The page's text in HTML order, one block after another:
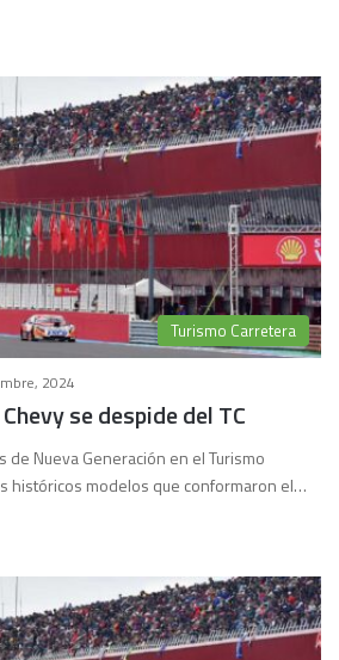
Turismo Carretera
2024
se despide del TC
de Nueva Generación en el Turismo
históricos modelos que conformaron el…